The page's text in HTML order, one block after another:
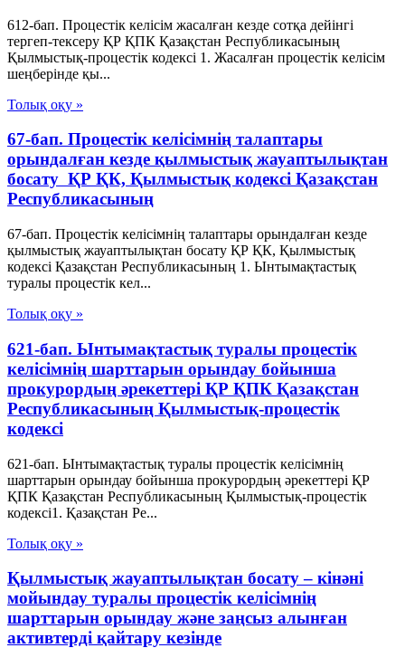
612-бап. Процестік келісім жасалған кезде сотқа дейінгі
тергеп-тексеру ҚР ҚПК Қазақстан Республикасының
Қылмыстық-процестік кодексi 1. Жасалған процестік келісім
шеңберінде қы...
Толық оқу »
67-бап. Процестік келісімнің талаптары
орындалған кезде қылмыстық жауаптылықтан
босату ҚР ҚК, Қылмыстық кодексi Қазақстан
Республикасының
67-бап. Процестік келісімнің талаптары орындалған кезде
қылмыстық жауаптылықтан босату ҚР ҚК, Қылмыстық
кодексi Қазақстан Республикасының 1. Ынтымақтастық
туралы процестік кел...
Толық оқу »
621-бап. Ынтымақтастық туралы процестік
келісімнің шарттарын орындау бойынша
прокурордың әрекеттері ҚР ҚПК Қазақстан
Республикасының Қылмыстық-процестік
кодексi
621-бап. Ынтымақтастық туралы процестік келісімнің
шарттарын орындау бойынша прокурордың әрекеттері ҚР
ҚПК Қазақстан Республикасының Қылмыстық-процестік
кодексi1. Қазақстан Ре...
Толық оқу »
Қылмыстық жауаптылықтан босату – кінәні
мойындау туралы процестік келісімнің
шарттарын орындау және заңсыз алынған
активтерді қайтару кезінде